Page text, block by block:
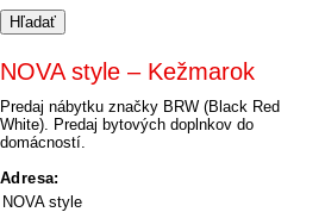
NOVA style – Kežmarok
Predaj nábytku značky BRW (Black Red
White). Predaj bytových doplnkov do
domácností.
Adresa:
NOVA style